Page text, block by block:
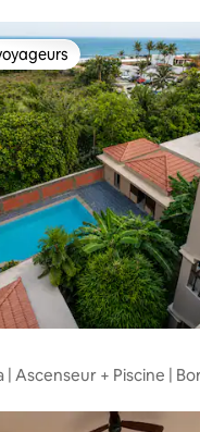
| Ascenseur + Piscine |